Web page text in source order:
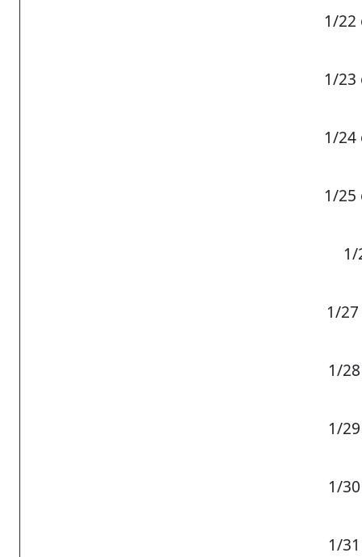
1/22
1/23
1/
1/
1/
1/
1/
1/
1/